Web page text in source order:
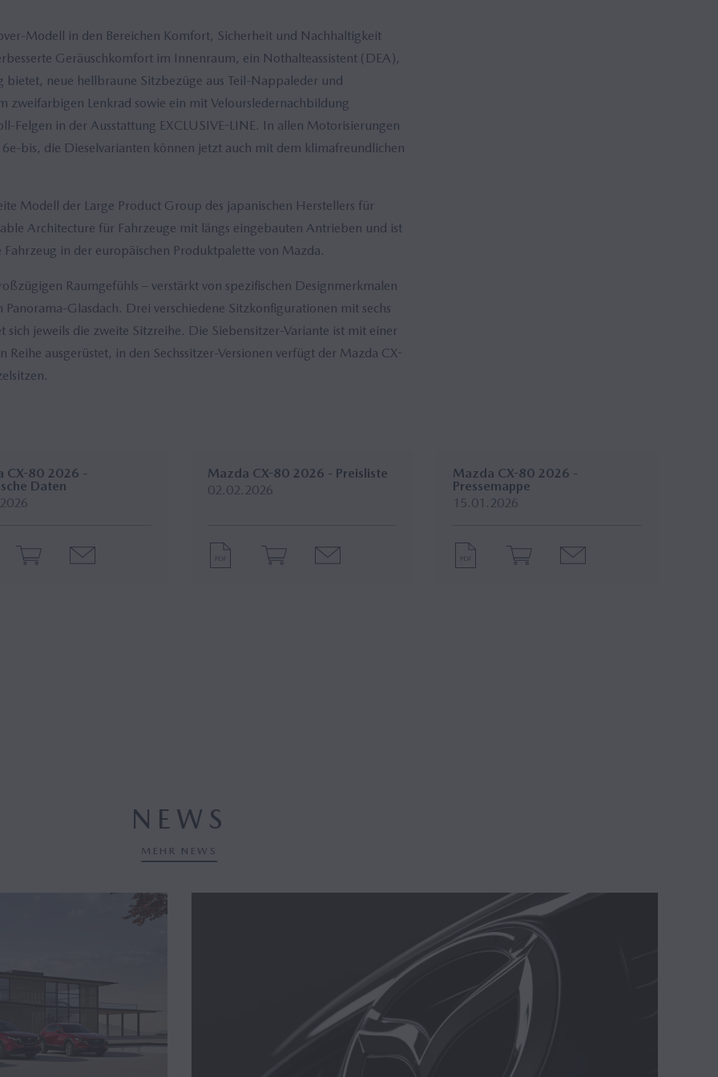
Modell in den Bereichen Komfort, Sicherheit und Nachhaltigkeit
Geräuschkomfort im Innenraum, ein Nothalteassistent (DEA),
neue hellbraune Sitzbezüge aus Teil-Nappaleder und
zweifarbigen Lenkrad sowie ein mit Veloursledernachbildung
in der Ausstattung EXCLUSIVE-LINE. In allen Motorisierungen
bis, die Dieselvarianten können jetzt auch mit dem klimafreundlichen
Modell der Large Product Group des japanischen Herstellers für
Architecture für Fahrzeuge mit längs eingebauten Antrieben und ist
in der europäischen Produktpalette von Mazda.
Raumgefühls – verstärkt von spezifischen Designmerkmalen
Glasdach. Drei verschiedene Sitzkonfigurationen mit sechs
jeweils die zweite Sitzreihe. Die Siebensitzer-Variante ist mit einer
ausgerüstet, in den Sechssitzer-Versionen verfügt der Mazda CX-
CX-80 2026 -
Daten
Mazda CX-80 2026 - Preisliste
02.02.2026
Mazda CX-80 2026 -
Pressemappe
15.01.2026
NEWS
MEHR NEWS